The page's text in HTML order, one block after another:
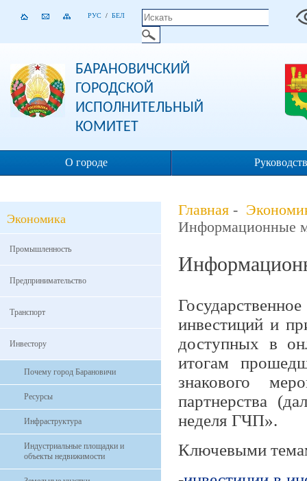
РУС / БЕЛ
БАРАНОВИЧСКИЙ
ГОРОДСКОЙ
ИСПОЛНИТЕЛЬНЫЙ
КОМИТЕТ
О городе
Экономика
Промышленность
Предпринимательство
Транспорт
Инвестору
Почему город Барановичи
Ресурсы
Инфраструктура
Индустриальные площадки и
объекты недвижимости
Главная -
Информационные
инвестиций и
доступных в
итогам
знакового
партнерства
неделя ГЧП».
Ключевыми